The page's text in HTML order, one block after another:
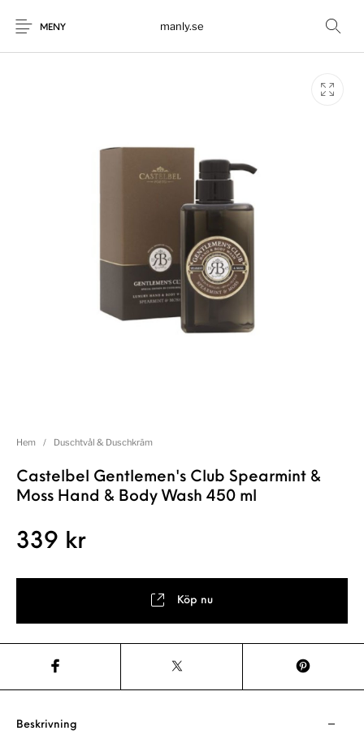
MENY manly.se
Hem / Duschtvål & Duschkräm
Castelbel Gentlemen's Club Spearmint &
Moss Hand & Body Wash 450 ml
339 kr
Köp nu
Beskrivning